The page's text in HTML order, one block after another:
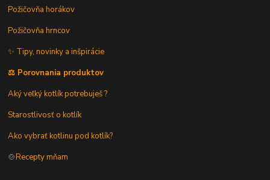
Požičovňa horákov
Požičovňa hrncov
✨ Tipy, novinky a inšpirácie
⚖️ Porovnania produktov
Aký veľký kotlík potrebuješ ?
Starostlivosť o kotlík
Ako vybrať kotlinu pod kotlík?
🍲Recepty mňam